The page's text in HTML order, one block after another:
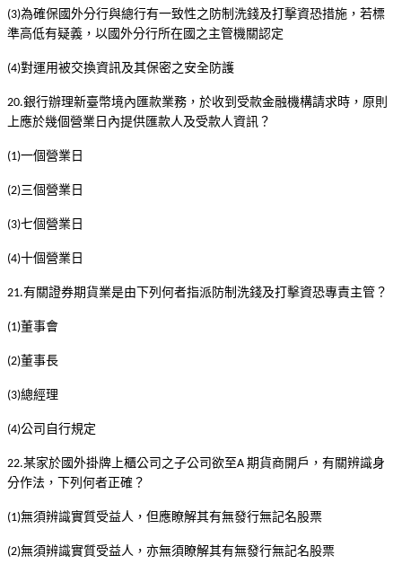
(3)為確保國外分行與總行有一致性之防制洗錢及打擊資恐措施，若標
準高低有疑義，以國外分行所在國之主管機關認定
(4)對運用被交換資訊及其保密之安全防護
20.銀行辦理新臺幣境內匯款業務，於收到受款金融機構請求時，原則
上應於幾個營業日內提供匯款人及受款人資訊？
(1)一個營業日
(2)三個營業日
(3)七個營業日
(4)十個營業日
21.有關證券期貨業是由下列何者指派防制洗錢及打擊資恐專責主管？
(1)董事會
(2)董事長
(3)總經理
(4)公司自行規定
22.某家於國外掛牌上櫃公司之子公司欲至A 期貨商開戶，有關辨識身
分作法，下列何者正確？
(1)無須辨識實質受益人，但應瞭解其有無發行無記名股票
(2)無須辨識實質受益人，亦無須瞭解其有無發行無記名股票